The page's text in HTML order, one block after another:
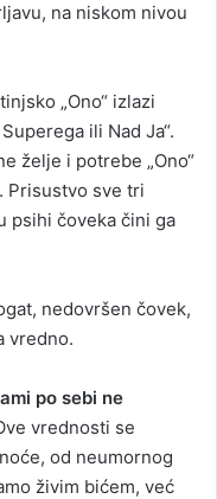
na niskom nivou
„Ono“ izlazi
ili Nad Ja“.
želje i potrebe „Ono“
Prisustvo sve tri
u psihi čoveka čini ga
nedovršen čovek,
vredno.
po sebi ne
vrednosti se
od neumornog
živim bićem, već